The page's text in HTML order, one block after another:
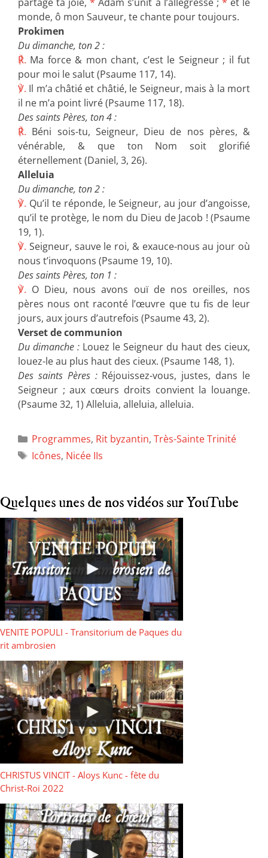
monde, ô mon Sauveur, te chante pour toujours.
Prokimen
Du dimanche, ton 2 :
℟. Ma force & mon chant, c’est le Seigneur ; il fut
pour moi le salut (Psaume 117, 14).
℣. Il m’a châtié et châtié, le Seigneur, mais à la mort
il ne m’a point livré (Psaume 117, 18).
Des saints Pères, ton 4 :
℟. Béni sois-tu, Seigneur, Dieu de nos pères, &
vénérable, & que ton Nom soit glorifié
éternellement (Daniel, 3, 26).
Alleluia
Du dimanche, ton 2 :
℣. Qu’il te réponde, le Seigneur, au jour d’angoisse,
qu’il te protège, le nom du Dieu de Jacob ! (Psaume
19, 1).
℣. Seigneur, sauve le roi, & exauce-nous au jour où
nous t’invoquons (Psaume 19, 10).
Des saints Pères, ton 1 :
℣. O Dieu, nous avons ouï de nos oreilles, nos
pères nous ont raconté l’œuvre que tu fis de leur
jours, aux jours d’autrefois (Psaume 43, 2).
Verset de communion
Du dimanche : Louez le Seigneur du haut des cieux,
louez-le au plus haut des cieux. (Psaume 148, 1).
Des saints Pères :Réjouissez-vous, justes, dans le
Seigneur ; aux cœurs droits convient la louange.
(Psaume 32, 1) Alleluia, alleluia, alleluia.
Programmes, Rit byzantin, Très-Sainte Trinité
Icônes, Nicée IIs
Quelques unes de nos vidéos sur YouTube
VENITE POPULI - Transitorium de Paques du
rit ambrosien
CHRISTUS VINCIT - Aloys Kunc - fête du
Christ-Roi 2022